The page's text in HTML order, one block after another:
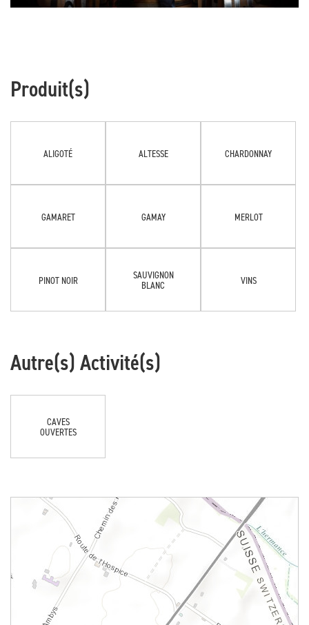
Produit(s)
ALIGOTÉ ALTESSE CHARDONNAY
GAMARET GAMAY MERLOT
PINOT NOIR
SAUVIGNON
BLANC
VINS
Autre(s) Activité(s)
CAVES
OUVERTES